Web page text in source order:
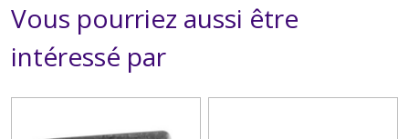
Vous pourriez aussi être
intéressé par